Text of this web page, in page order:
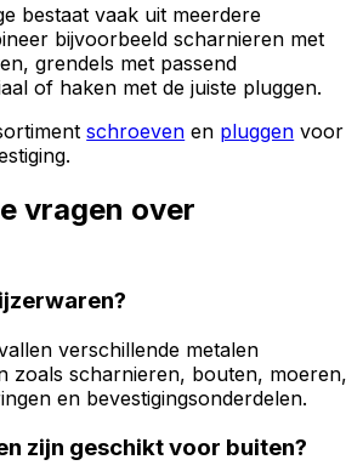
bestaat vaak uit meerdere
bijvoorbeeld scharnieren met
grendels met passend
of haken met de juiste pluggen.
schroeven en pluggen voor
vragen over
verschillende metalen
zoals scharnieren, bouten, moeren,
en bevestigingsonderdelen.
zijn geschikt voor buiten?